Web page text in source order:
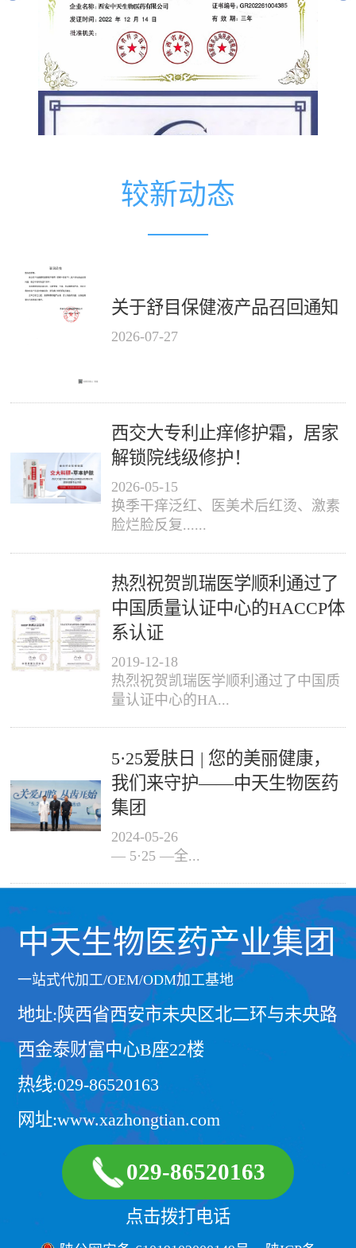
较新动态
关于舒目保健液产品召回通知
2026-07-27
西交大专利止痒修护霜，居家
解锁院线级修护！
2026-05-15
换季干痒泛红、医美术后红烫、激素
脸烂脸反复......
热烈祝贺凯瑞医学顺利通过了
中国质量认证中心的HACCP体
系认证
2019-12-18
热烈祝贺凯瑞医学顺利通过了中国质
量认证中心的HA...
5·25爱肤日 | 您的美丽健康，
我们来守护——中天生物医药
集团
2024-05-26
— 5·25 —全...
中天生物医药产业集团
一站式代加工/OEM/ODM加工基地
地址:陕西省西安市未央区北二环与未央路
西金泰财富中心B座22楼
热线:029-86520163
网址:www.xazhongtian.com
029-86520163
点击拨打电话